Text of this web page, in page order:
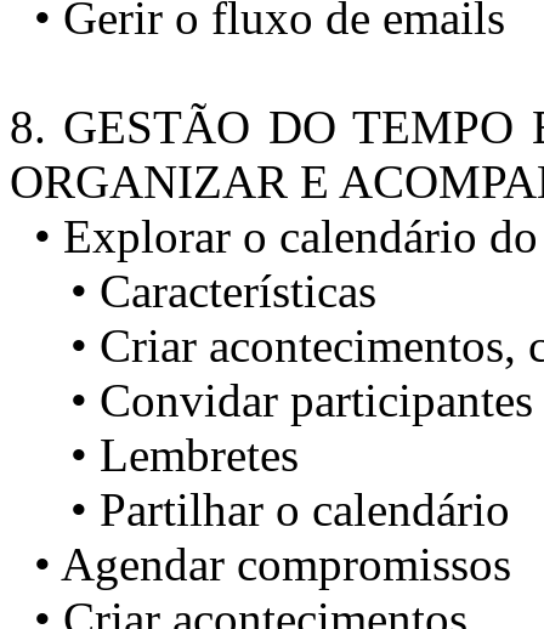
• Gerir o fluxo de emails
8. GESTÃO DO
ORGANIZAR E
• Explorar o calendário
• Características
• Criar acontecimentos,
• Convidar participantes
• Lembretes
• Partilhar o calendário
• Agendar compromissos
• Criar acontecimentos